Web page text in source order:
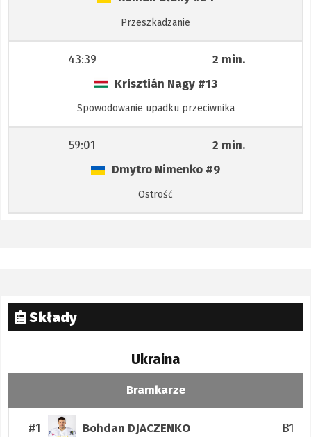
Przeszkadzanie
43:39
2 min.
Krisztián Nagy #13
Spowodowanie upadku przeciwnika
59:01
2 min.
Dmytro Nimenko #9
Ostrość
Składy
Ukraina
Bramkarze
#1 Bohdan DJACZENKO B1